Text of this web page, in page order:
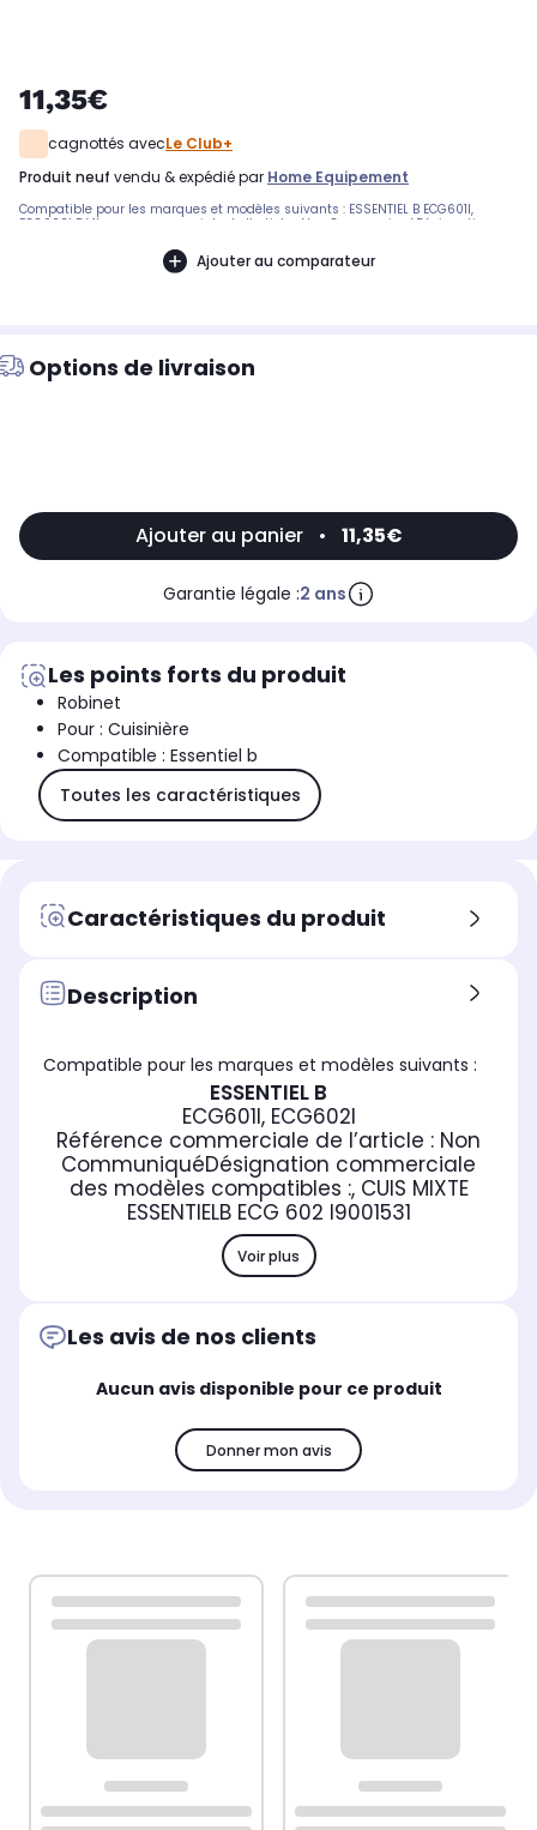
11,35€
cagnottés avecLe Club+
produit neuf vendu & expédié par Home Equipement
Compatible pour les marques et modèles suivants : ESSENTIEL B ECG601I,
ECG602I Référence commerciale de l’article : Non CommuniquéDésignation
Ajouter au comparateur
Options de livraison
Ajouter au panier • 11,35€
Garantie légale :2 ans
Les points forts du produit
Robinet
Pour : Cuisinière
Compatible : Essentiel b
Toutes les caractéristiques
Caractéristiques du produit
Description
Compatible pour les marques et modèles suivants :
ESSENTIEL B
ECG601I, ECG602I
Référence commerciale de l’article : Non
CommuniquéDésignation commerciale
des modèles compatibles :, CUIS MIXTE
ESSENTIELB ECG 602 I9001531
Voir plus
Les avis de nos clients
Aucun avis disponible pour ce produit
Donner mon avis